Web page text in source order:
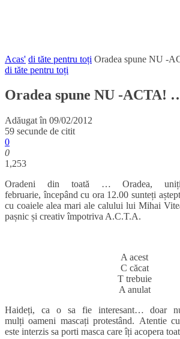
Acas' di tăte pentru toți Oradea spune NU -
di tăte pentru toți
Oradea spune NU -ACTA!
Adăugat în 09/02/2012
59 secunde de citit
0
0
1,253
Oradeni din toată … Oradea,
februarie, începând cu ora 12.00 sunteți
cu coaiele alea mari ale calului lui Mihai
pașnic și creativ împotriva A.C.T.A.
A acest
C căcat
T trebuie
A anulat
Haideți, ca o sa fie interesant… doar
mulți oameni mascați protestând. Atentie
este interzis sa porti masca care îți acopera